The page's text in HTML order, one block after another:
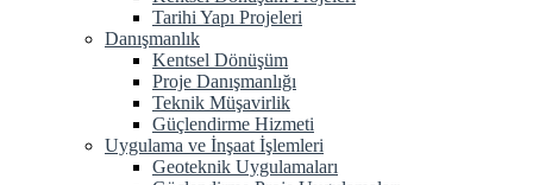
Tarihi Yapı Projeleri
Danışmanlık
Kentsel Dönüşüm
Proje Danışmanlığı
Teknik Müşavirlik
Güçlendirme Hizmeti
Uygulama ve İnşaat İşlemleri
Geoteknik Uygulamaları